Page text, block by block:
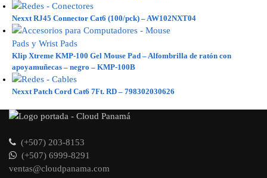
Nexxt RJ45 Connector Cat6 (100/pck) – AW102NXT04
Klip Xtreme KMP-100 Gel Mouse Pad – Alfombrilla de ratón con
apoyamuñecas – negro – KMP-100B
Nexxt Patch Cord Cat6 7Ft. RD – 798302030626
(+507) 203-8153
(+507) 6999-8291
ventas@cloudpanama.com